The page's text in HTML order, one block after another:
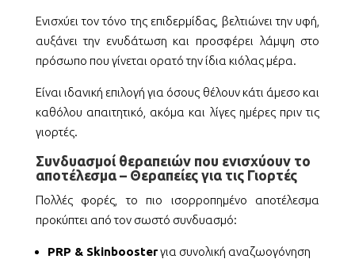
Ενισχύει τον τόνο της επιδερμίδας, βελτιώνει την υφή,
αυξάνει την ενυδάτωση και προσφέρει λάμψη στο
πρόσωπο που γίνεται ορατό την ίδια κιόλας μέρα.
Είναι ιδανική επιλογή για όσους θέλουν κάτι άμεσο και
καθόλου απαιτητικό, ακόμα και λίγες ημέρες πριν τις
γιορτές.
Συνδυασμοί θεραπειών που ενισχύουν το
αποτέλεσμα – Θεραπείες για τις Γιορτές
Πολλές φορές, το πιο ισορροπημένο αποτέλεσμα
προκύπτει από τον σωστό συνδυασμό:
PRP & Skinboosterγια συνολική αναζωογόνηση